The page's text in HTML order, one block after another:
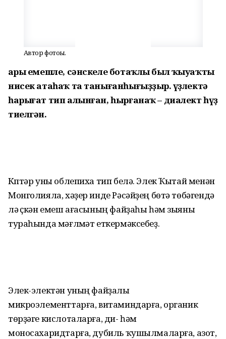
Автор фотоһы.
Һары емешле, сәнскеле ботаҡлы был ҡыуаҡты
нисек атаһаҡ та танығанһығыҙҙыр. Һүҙлектә
һарығат тип алынған, һырғанаҡ – диалект һүҙ
тиелгән.
Күптәр уны облепиха тип белә. Элек Ҡытай менән
Монголияла, хәҙер инде Рәсәйҙең бөтә төбәгендә
лә үҫкән емеш ағасының файҙаһы һәм зыяны
тураһында мәғлүмәт еткермәксебеҙ.
Элек-электән уның файҙалы
микроэлементтарға, витаминдарға, органик
төрҙәге кислоталарға, ди- һәм
моносахаридтарға, дубиль ҡушылмаларға, азот,